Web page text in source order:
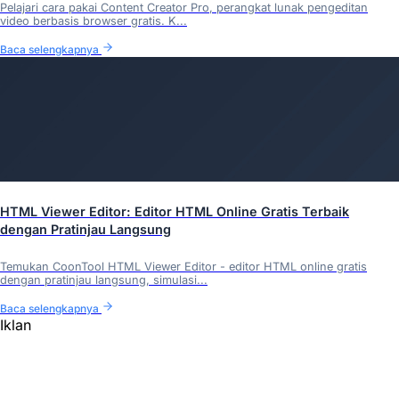
Pelajari cara pakai Content Creator Pro, perangkat lunak pengeditan
video berbasis browser gratis. K...
Baca selengkapnya
HTML Viewer Editor: Editor HTML Online Gratis Terbaik
dengan Pratinjau Langsung
Temukan CoonTool HTML Viewer Editor - editor HTML online gratis
dengan pratinjau langsung, simulasi...
Baca selengkapnya
Iklan